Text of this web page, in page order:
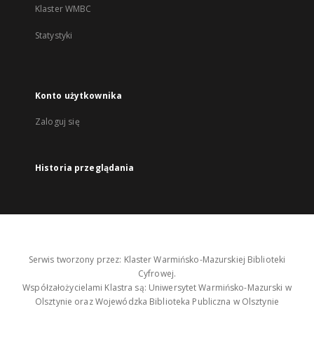
Klaster WMBC
Statystyki
Konto użytkownika
Zaloguj się
Historia przeglądania
Serwis tworzony przez: Klaster Warmińsko-Mazurskiej Biblioteki
Cyfrowej.
Współzałożycielami Klastra są: Uniwersytet Warmińsko-Mazurski w
Olsztynie oraz Wojewódzka Biblioteka Publiczna w Olsztynie